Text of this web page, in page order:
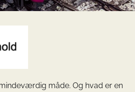
måde. Og hvad er en